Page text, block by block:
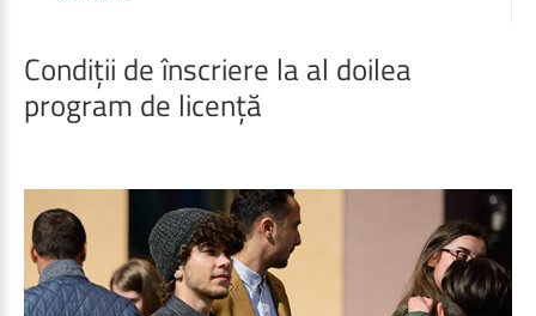
Condiții deînscriere la al doilea
program de licență